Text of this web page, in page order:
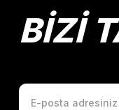
Ürün fiyatı
Bu ürüne
BİZİ